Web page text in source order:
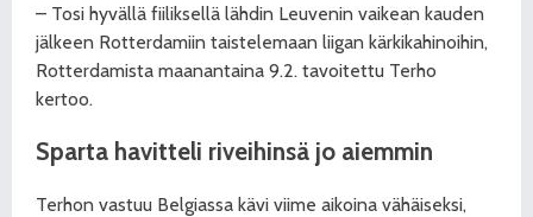
– Tosi hyvällä fiiliksellä lähdin Leuvenin vaikean kauden
jälkeen Rotterdamiin taistelemaan liigan kärkikahinoihin,
Rotterdamista maanantaina 9.2. tavoitettu Terho
kertoo.
Sparta havitteli riveihinsä jo aiemmin
Terhon vastuu Belgiassa kävi viime aikoina vähäiseksi,